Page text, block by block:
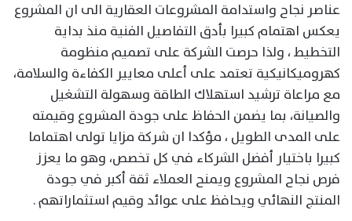
عناصر نجاح واستدامة المشروعات العقارية الى ان المشروع
يعكس اهتمام كبيرا بأدق التفاصيل الفنية منذ بداية
التخطيط ، ولذا حرصت الشركة على تصميم منظومة
كهروميكانيكية تعتمد على أعلى معايير الكفاءة والسلامة،
مع مراعاة ترشيد استهلاك الطاقة وسهولة التشغيل
والصيانة، بما يضمن الحفاظ على جودة المشروع وقيمته
على المدى الطويل ، مؤكدا ان شركة مزايا تولى اهتماما
كبيرا باختيار أفضل الشركاء في كل تخصص، وهو ما يعزز
فرص نجاح المشروع ويمنح العملاء ثقة أكبر في جودة
المنتج النهائي ويحافظ على عوائد وقيم استثماراتهم .